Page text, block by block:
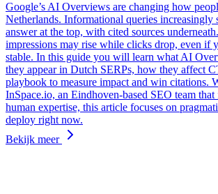
Google’s AI Overviews are changing how
Netherlands. Informational queries increasingly
answer at the top, with cited sources
impressions may rise while clicks drop, even if
stable. In this guide you will learn what AI
they appear in Dutch SERPs, how they affect
playbook to measure impact and win citations.
InSpace.io, an Eindhoven-based SEO team
human expertise, this article focuses on
deploy right now.
Bekijk meer